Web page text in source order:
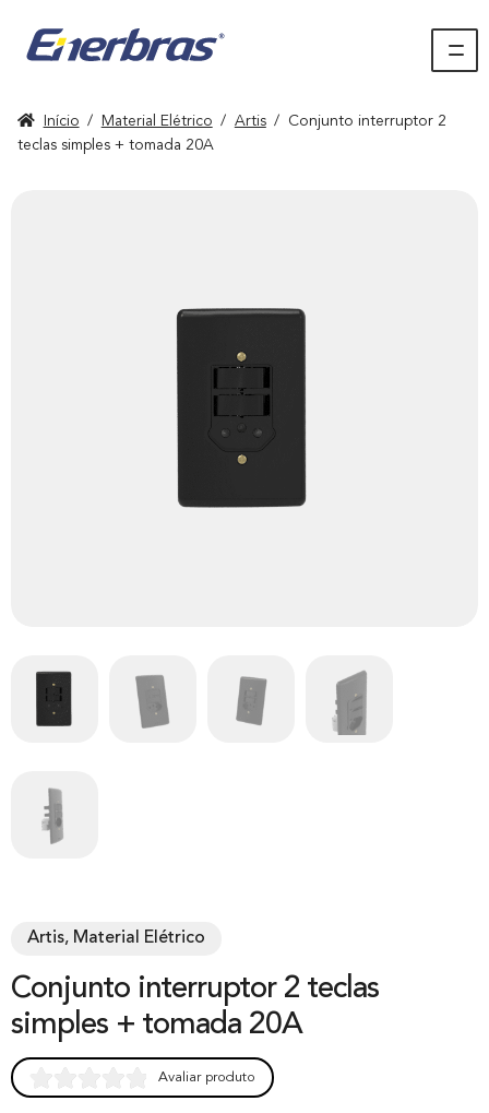
Início / Material Elétrico / Artis /
Conjunto interruptor 2
teclas simples + tomada 20A
Artis, Material Elétrico
Conjunto interruptor 2 teclas
simples + tomada 20A
Avaliar produto